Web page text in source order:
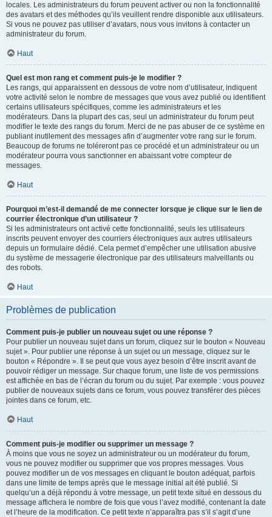
locales. Les administrateurs du forum peuvent activer ou non la fonctionnalité
des avatars et des méthodes qu’ils veuillent rendre disponible aux utilisateurs.
Si vous ne pouvez pas utiliser d’avatars, nous vous invitons à contacter un
administrateur du forum.
Haut
Quel est mon rang et comment puis-je le modifier ?
Les rangs, qui apparaissent en dessous de votre nom d’utilisateur, indiquent
votre activité selon le nombre de messages que vous avez publié ou identifient
certains utilisateurs spécifiques, comme les administrateurs et les
modérateurs. Dans la plupart des cas, seul un administrateur du forum peut
modifier le texte des rangs du forum. Merci de ne pas abuser de ce système en
publiant inutilement des messages afin d’augmenter votre rang sur le forum.
Beaucoup de forums ne toléreront pas ce procédé et un administrateur ou un
modérateur pourra vous sanctionner en abaissant votre compteur de
messages.
Haut
Pourquoi m’est-il demandé de me connecter lorsque je clique sur le lien de
courrier électronique d’un utilisateur ?
Si les administrateurs ont activé cette fonctionnalité, seuls les utilisateurs
inscrits peuvent envoyer des courriers électroniques aux autres utilisateurs
depuis un formulaire dédié. Cela permet d’empêcher une utilisation abusive
du système de messagerie électronique par des utilisateurs malveillants ou
des robots.
Haut
Problèmes de publication
Comment puis-je publier un nouveau sujet ou une réponse ?
Pour publier un nouveau sujet dans un forum, cliquez sur le bouton « Nouveau
sujet ». Pour publier une réponse à un sujet ou un message, cliquez sur le
bouton « Répondre ». Il se peut que vous ayez besoin d’être inscrit avant de
pouvoir rédiger un message. Sur chaque forum, une liste de vos permissions
est affichée en bas de l’écran du forum ou du sujet. Par exemple : vous pouvez
publier de nouveaux sujets dans ce forum, vous pouvez transférer des pièces
jointes dans ce forum, etc.
Haut
Comment puis-je modifier ou supprimer un message ?
À moins que vous ne soyez un administrateur ou un modérateur du forum,
vous ne pouvez modifier ou supprimer que vos propres messages. Vous
pouvez modifier un de vos messages en cliquant le bouton adéquat, parfois
dans une limite de temps après que le message initial ait été publié. Si
quelqu’un a déjà répondu à votre message, un petit texte situé en dessous du
message affichera le nombre de fois que vous l’avez modifié, contenant la date
et l’heure de la modification. Ce petit texte n’apparaîtra pas s’il s’agit d’une